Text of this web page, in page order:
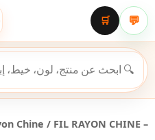
💬
🛒
Chine / FIL RAYON CHINE –